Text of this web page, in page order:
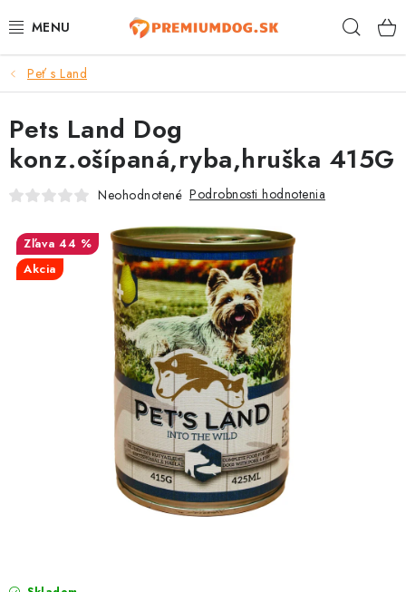
na
TOP 100 PRODUKTOV
NOVINKY
AKCIE
KONTAKTY
HOSPODÁRSKE ZVIERATÁ
Peť s Land
Pets Land Dog
konz.ošípaná,ryba,hruška 415G
Neohodnotené Podrobnosti hodnotenia
44 %
Akcia